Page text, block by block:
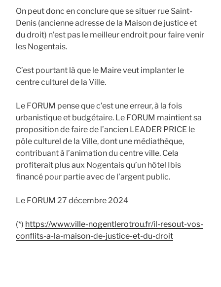
On peut donc en conclure que se situer rue Saint-
Denis (ancienne adresse de la Maison de justice et
du droit) n’est pas le meilleur endroit pour faire venir
les Nogentais.
C’est pourtant là que le Maire veut implanter le
centre culturel de la Ville.
Le FORUM pense que c’est une erreur, à la fois
urbanistique et budgétaire. Le FORUM maintient sa
proposition de faire de l’ancien LEADER PRICE le
pôle culturel de la Ville, dont une médiathèque,
contribuant à l’animation du centre ville. Cela
profiterait plus aux Nogentais qu’un hôtel Ibis
financé pour partie avec de l’argent public.
Le FORUM 27 décembre 2024
(*) https://www.ville-nogentlerotrou.fr/il-resout-vos-
conflits-a-la-maison-de-justice-et-du-droit